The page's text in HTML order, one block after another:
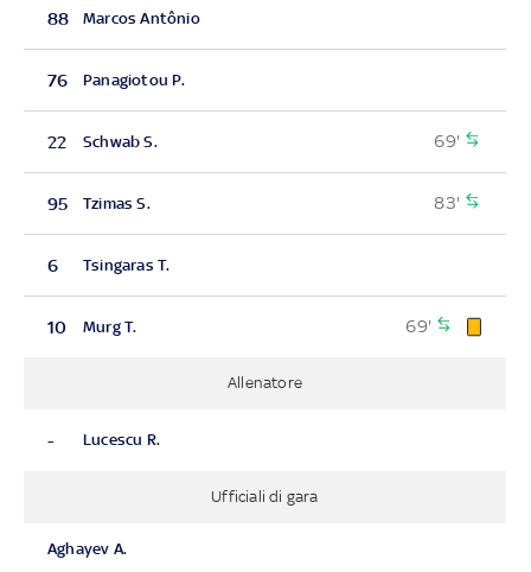
88 Marcos Antônio
76 Panagiotou P.
22 Schwab S. 69'
95 Tzimas S. 83'
6 Tsingaras T.
10 Murg T. 69'
Allenatore
- Lucescu R.
Ufficiali di gara
Aghayev A.